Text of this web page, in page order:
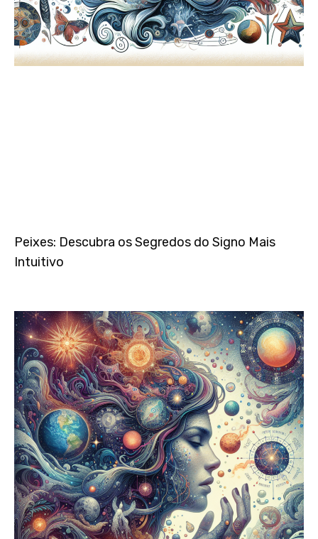
Peixes: Descubra os Segredos do Signo Mais
Intuitivo